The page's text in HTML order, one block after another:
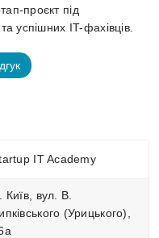
проєкт під
успішних IT-фахівців.
IT Academy
Київ, вул. В.
(Урицького),